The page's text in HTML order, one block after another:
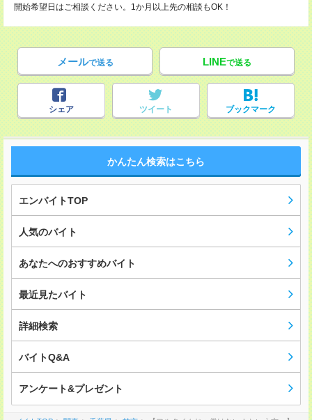
開始希望日はご相談ください。1か月以上先の相談もOK！
メールで送る LINEで送る
シェア ツイート ブックマーク
かんたん検索はこちら
エンバイトTOP
人気のバイト
あなたへのおすすめバイト
最近見たバイト
詳細検索
バイトQ&A
アンケート&プレゼント